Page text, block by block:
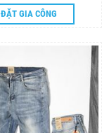
ĐẶT GIA CÔNG